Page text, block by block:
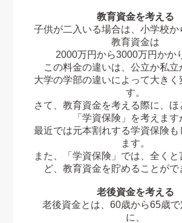
教育資金を考える
子供が二入いる場合は、小学校か
教育資金は
2000万円から3000万円かか
この料金の違いは、公立か私立
大学の学部の違いによって大きく
す。
さて、教育資金を考える際に、
「学資保険」を考えます
最近では元本割れする学資保険も
ます。
また、「学資保険」では、全くと
ど、教育資金を貯めることがで
老後資金を考える
老後資金とは、60歳から65歳
に、